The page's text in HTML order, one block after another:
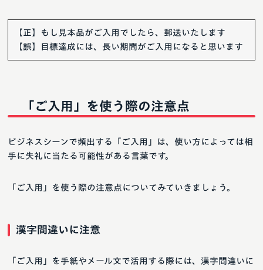
【正】もし見本品がご入用でしたら、郵送いたします
【誤】目標達成には、長い期間がご入用になると思います
「ご入用」を使う際の注意点
ビジネスシーンで頻出する「ご入用」は、使い方によっては相
手に失礼に当たる可能性がある言葉です。
「ご入用」を使う際の注意点についてみていきましょう。
漢字間違いに注意
「ご入用」を手紙やメール文で活用する際には、漢字間違いに